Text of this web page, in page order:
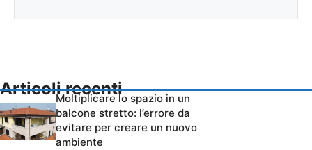
Articoli recenti
Moltiplicare lo spazio in un
balcone stretto: l’errore da
evitare per creare un nuovo
ambiente